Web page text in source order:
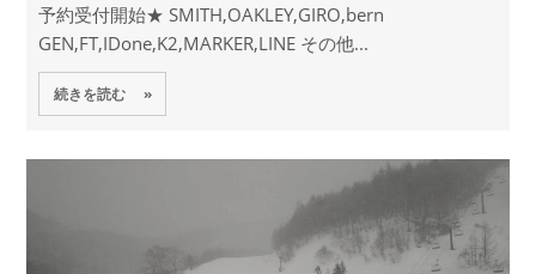
予約受付開始★ SMITH,OAKLEY,GIRO,bern
GEN,FT,IDone,K2,MARKER,LINE その他...
続きを読む »